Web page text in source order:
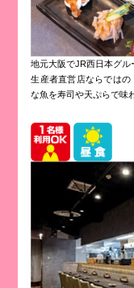
地元大阪でJR西日本グル
生産者直営店ならでは
な魚を寿司や天ぷらで味